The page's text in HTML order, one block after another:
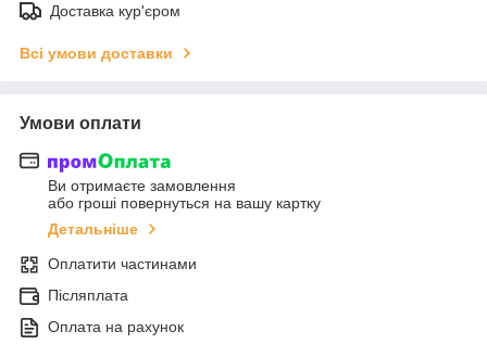
Доставка кур'єром
Всі умови доставки
Умови оплати
Ви отримаєте замовлення
або гроші повернуться на вашу картку
Детальніше
Оплатити частинами
Післяплата
Оплата на рахунок